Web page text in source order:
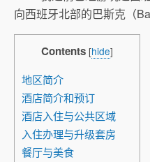
向西班牙北部的巴斯克（
Contents [hide]
地区简介
酒店简介和预订
酒店入住与公共区域
入住办理与升级套房
餐厅与美食